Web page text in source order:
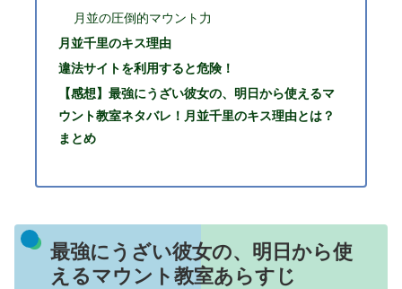
月並の圧倒的マウント力
月並千里のキス理由
違法サイトを利用すると危険！
【感想】最強にうざい彼女の、明日から使えるマ
ウント教室ネタバレ！月並千里のキス理由とは？
まとめ
最強にうざい彼女の、明日から使
えるマウント教室あらすじ